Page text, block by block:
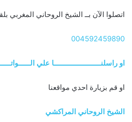
اتصلوا الآن بــ الشيخ الروحاني المغربي
004592459890
او راسلنــــــــــــــــــــــــا علي
او قم بزيارة احدي مواقعنا
الشيخ الروحاني المراكشي